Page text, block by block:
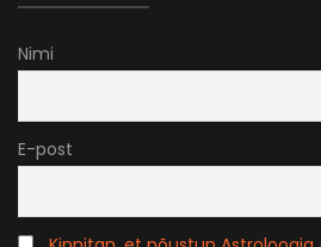
Nimi
E-post